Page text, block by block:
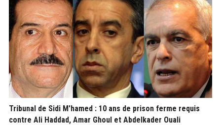
Tribunal de Sidi M'hamed : 10 ans de prison ferme requis
contre Ali Haddad, Amar Ghoul et Abdelkader Ouali